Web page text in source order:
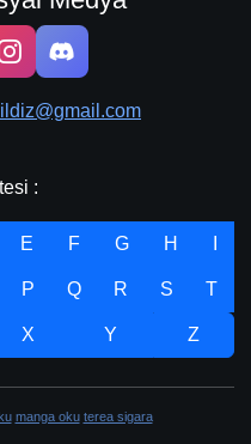
:
E F G H
P Q R S T
X Y Z
manga oku terea sigara